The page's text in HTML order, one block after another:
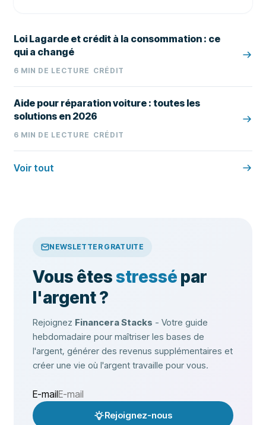
Loi Lagarde et crédit à la consommation : ce
qui a changé
6 MIN DE LECTURE CRÉDIT
Aide pour réparation voiture : toutes les
solutions en 2026
6 MIN DE LECTURE CRÉDIT
Voir tout
NEWSLETTER GRATUITE
Vous êtesstressé par
l'argent ?
Rejoignez Financera Stacks - Votre guide
hebdomadaire pour maîtriser les bases de
l'argent, générer des revenus supplémentaires et
créer une vie où l'argent travaille pour vous.
E-mail
Rejoignez-nous